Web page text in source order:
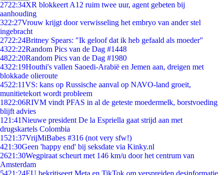
2722:34XR blokkeert A12 ruim twee uur, agent gebeten bij
aanhouding
322:27Vrouw krijgt door verwisseling het embryo van ander stel
ingebracht
2722:24Britney Spears: "Ik geloof dat ik heb gefaald als moeder"
4322:22Random Pics van de Dag #1448
4822:20Random Pics van de Dag #1980
4322:19Houthi's vallen Saoedi-Arabië en Jemen aan, dreigen met
blokkade olieroute
4522:11VS: kans op Russische aanval op NAVO-land groeit,
munitietekort wordt probleem
1822:06RIVM vindt PFAS in al de geteste moedermelk, borstvoeding
blijft advies
1 21:41Nieuwe president De la Espriella gaat strijd aan met
drugskartels Colombia
1521:37VrijMiBabes #316 (not very sfw!)
421:30Geen 'happy end' bij seksdate via Kinky.nl
2621:30Wegpiraat scheurt met 146 km/u door het centrum van
Amsterdam
5421:24EU bekritiseert Meta en TikTok om verspreiden desinformatie